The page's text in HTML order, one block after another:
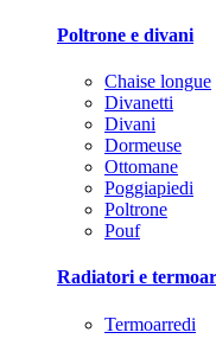
Poltrone e divani
Chaise longue
Divanetti
Divani
Dormeuse
Ottomane
Poggiapiedi
Poltrone
Pouf
Radiatori e
Termoarredi